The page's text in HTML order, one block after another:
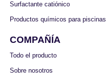
Surfactante catiónico
Productos químicos para piscinas
COMPAÑÍA
Todo el producto
Sobre nosotros